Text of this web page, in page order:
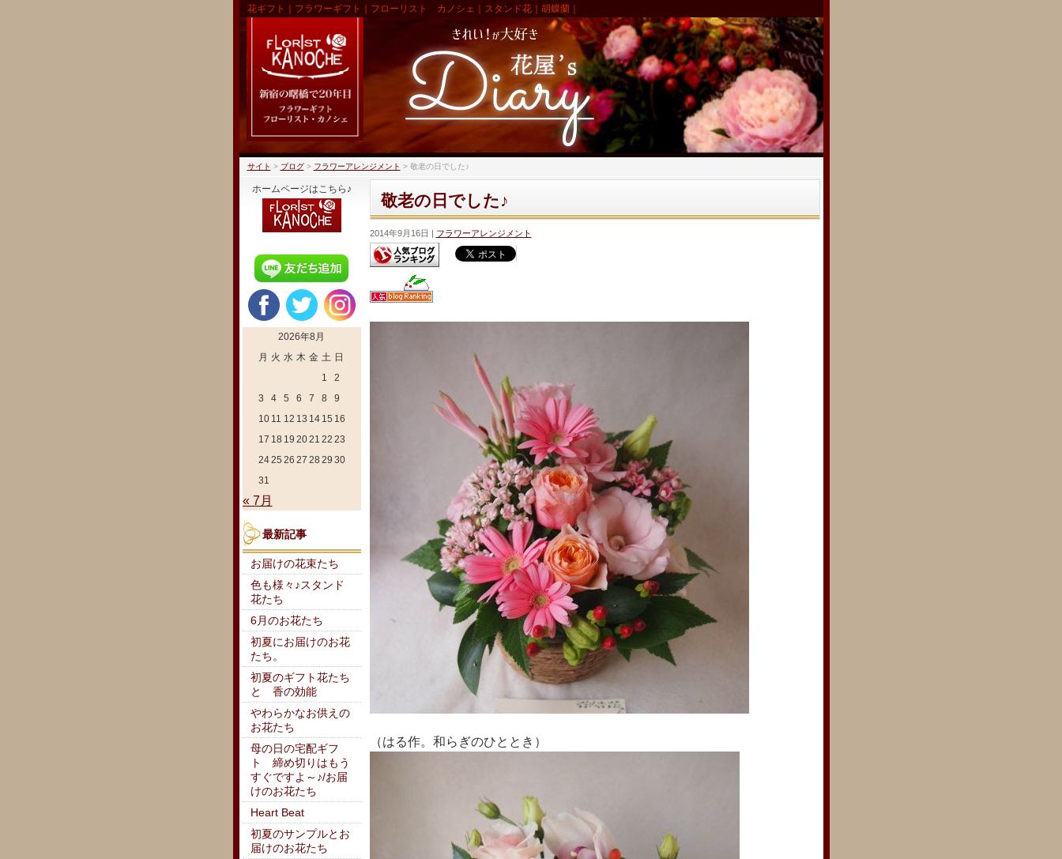
花ギフト｜フラワーギフト｜フローリスト カノシェ｜スタンド花｜胡蝶蘭｜
サイト > ブログ> フラワーアレンジメント > 敬老の日でした♪
敬老の日でした♪
2014年9月16日 フラワーアレンジメント
（はる作。和らぎのひととき）
ホームページはこちら♪
2026年8月
月 火 水 木 金 土 日
1
2
3
4 5 6 7 8
9
10 11 12 13 14 15 16
17 18 19 2021 22 23
2425 26 27 28 29 30
31
« 7月
最新記事
お届けの花束たち
色も様々♪スタンド
花たち
6月のお花たち
初夏にお届けのお花
たち。
初夏のギフト花たち
と 香の効能
やわらかなお供えの
お花たち
母の日の宅配ギフ
ト 締め切りはもう
すぐですよ～♪/お届
けのお花たち
Heart Beat
初夏のサンプルとお
届けのお花たち